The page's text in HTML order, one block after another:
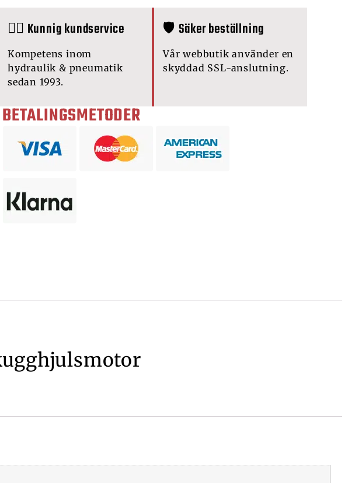
🙋‍♂️ Kunnig kundservice
Kompetens inom
hydraulik & pneumatik
sedan 1993.
🛡️ Säker beställning
Vår webbutik använder en
skyddad SSL-anslutning.
BETALINGSMETODER